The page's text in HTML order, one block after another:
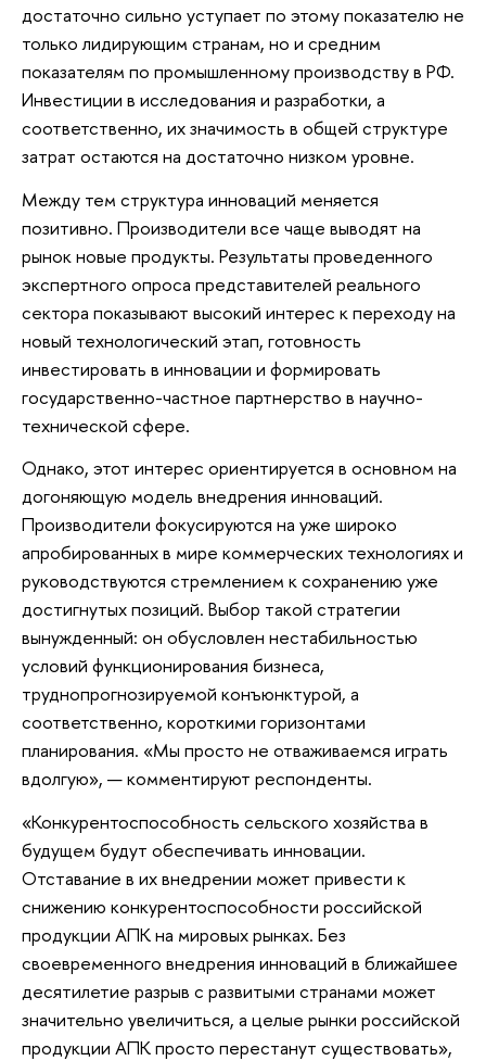
достаточно сильно уступает по этому показателю не
только лидирующим странам, но и средним
показателям по промышленному производству в РФ.
Инвестиции в исследования и разработки, а
соответственно, их значимость в общей структуре
затрат остаются на достаточно низком уровне.
Между тем структура инноваций меняется
позитивно. Производители все чаще выводят на
рынок новые продукты. Результаты проведенного
экспертного опроса представителей реального
сектора показывают высокий интерес к переходу на
новый технологический этап, готовность
инвестировать в инновации и формировать
государственно-частное партнерство в научно-
технической сфере.
Однако, этот интерес ориентируется в основном на
догоняющую модель внедрения инноваций.
Производители фокусируются на уже широко
апробированных в мире коммерческих технологиях и
руководствуются стремлением к сохранению уже
достигнутых позиций. Выбор такой стратегии
вынужденный: он обусловлен нестабильностью
условий функционирования бизнеса,
труднопрогнозируемой конъюнктурой, а
соответственно, короткими горизонтами
планирования. «Мы просто не отваживаемся играть
вдолгую», — комментируют респонденты.
«Конкурентоспособность сельского хозяйства в
будущем будут обеспечивать инновации.
Отставание в их внедрении может привести к
снижению конкурентоспособности российской
продукции АПК на мировых рынках. Без
своевременного внедрения инноваций в ближайшее
десятилетие разрыв с развитыми странами может
значительно увеличиться, а целые рынки российской
продукции АПК просто перестанут существовать»,